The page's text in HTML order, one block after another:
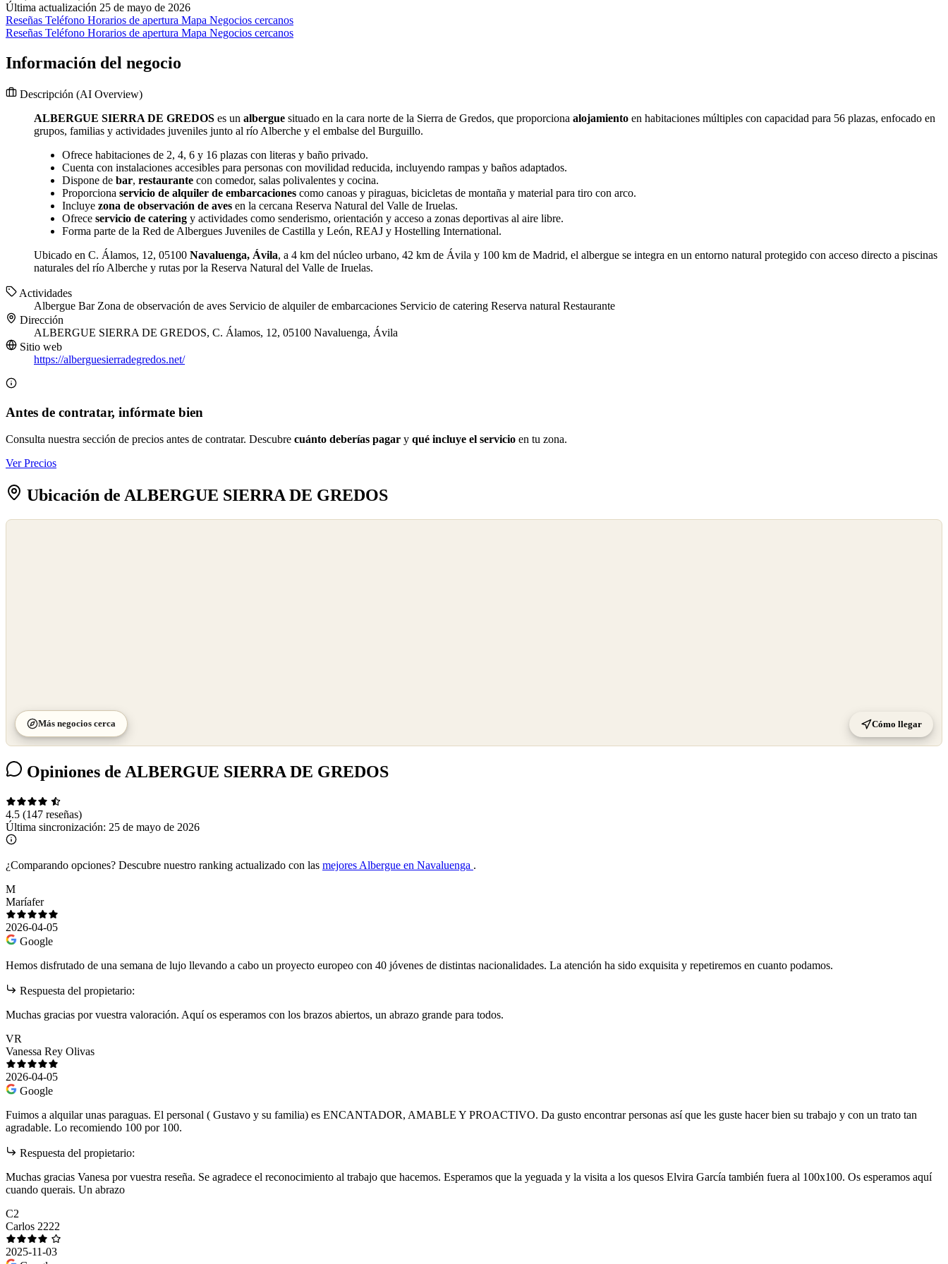
Última actualización 25 de mayo de 2026
Reseñas Teléfono Horarios de apertura Mapa Negocios cercanos
Reseñas Teléfono Horarios de apertura Mapa Negocios cercanos
Información del negocio
Descripción (AI Overview)
ALBERGUE SIERRA DE GREDOS es un albergue situado en la cara norte de la Sierra de Gredos, que proporciona alojamiento en habitaciones múltiples con capacidad para 56 plazas, enfocado en
grupos, familias y actividades juveniles junto al río Alberche y el embalse del Burguillo.
Ofrece habitaciones de 2, 4, 6 y 16 plazas con literas y baño privado.
Cuenta con instalaciones accesibles para personas con movilidad reducida, incluyendo rampas y baños adaptados.
Dispone de bar, restaurante con comedor, salas polivalentes y cocina.
Proporciona servicio de alquiler de embarcaciones como canoas y piraguas, bicicletas de montaña y material para tiro con arco.
Incluye zona de observación de aves en la cercana Reserva Natural del Valle de Iruelas.
Ofrece servicio de catering y actividades como senderismo, orientación y acceso a zonas deportivas al aire libre.
Forma parte de la Red de Albergues Juveniles de Castilla y León, REAJ y Hostelling International.
Ubicado en C. Álamos, 12, 05100 Navaluenga, Ávila, a 4 km del núcleo urbano, 42 km de Ávila y 100 km de Madrid, el albergue se integra en un entorno natural protegido con acceso directo a piscinas
naturales del río Alberche y rutas por la Reserva Natural del Valle de Iruelas.
Actividades
Albergue Bar Zona de observación de aves Servicio de alquiler de embarcaciones Servicio de catering Reserva natural Restaurante
Dirección
ALBERGUE SIERRA DE GREDOS, C. Álamos, 12, 05100 Navaluenga, Ávila
Sitio web
https://alberguesierradegredos.net/
Antes de contratar, infórmate bien
Consulta nuestra sección de precios antes de contratar. Descubre cuánto deberías pagar y qué incluye el servicio en tu zona.
Ver Precios
Ubicación de ALBERGUE SIERRA DE GREDOS
Más negocios cerca Cómo llegar
Opiniones de ALBERGUE SIERRA DE GREDOS
4.5 (147 reseñas)
Última sincronización: 25 de mayo de 2026
¿Comparando opciones? Descubre nuestro ranking actualizado con las mejores Albergue en Navaluenga .
M
Maríafer
2026-04-05
Google
Hemos disfrutado de una semana de lujo llevando a cabo un proyecto europeo con 40 jóvenes de distintas nacionalidades. La atención ha sido exquisita y repetiremos en cuanto podamos.
Respuesta del propietario:
Muchas gracias por vuestra valoración. Aquí os esperamos con los brazos abiertos, un abrazo grande para todos.
VR
Vanessa Rey Olivas
2026-04-05
Google
Fuimos a alquilar unas paraguas. El personal ( Gustavo y su familia) es ENCANTADOR, AMABLE Y PROACTIVO. Da gusto encontrar personas así que les guste hacer bien su trabajo y con un trato tan
agradable. Lo recomiendo 100 por 100.
Respuesta del propietario:
Muchas gracias Vanesa por vuestra reseña. Se agradece el reconocimiento al trabajo que hacemos. Esperamos que la yeguada y la visita a los quesos Elvira García también fuera al 100x100. Os esperamos aquí
cuando querais. Un abrazo
C2
Carlos 2222
2025-11-03